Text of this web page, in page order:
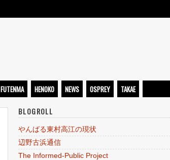
FUTENMA HENOKO NEWS OSPREY TAKAE
BLOGROLL
やんばる東村高江の現状
辺野古浜通信
The Informed-Public Project